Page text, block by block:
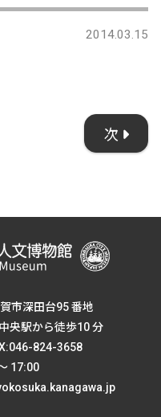
2014.03.15
次
市深田台95 番地
央駅から徒歩10 分
824-3658
17:00